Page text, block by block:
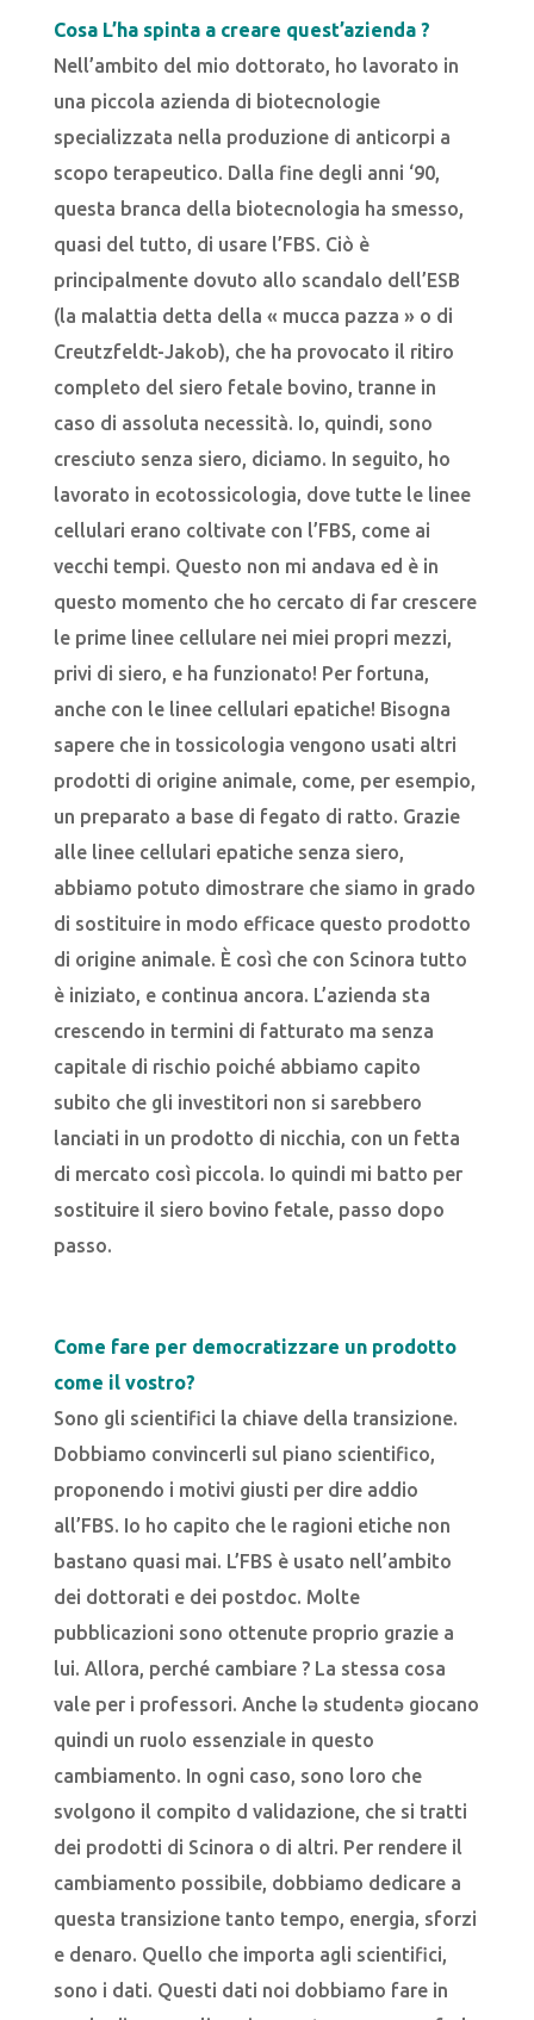
Cosa L’ha spinta a creare quest’azienda ?
Nell’ambito del mio dottorato, ho lavorato in
una piccola azienda di biotecnologie
specializzata nella produzione di anticorpi a
scopo terapeutico. Dalla fine degli anni ‘90,
questa branca della biotecnologia ha smesso,
quasi del tutto, di usare l’FBS. Ciò è
principalmente dovuto allo scandalo dell’ESB
(la malattia detta della « mucca pazza » o di
Creutzfeldt-Jakob), che ha provocato il ritiro
completo del siero fetale bovino, tranne in
caso di assoluta necessità. Io, quindi, sono
cresciuto senza siero, diciamo. In seguito, ho
lavorato in ecotossicologia, dove tutte le linee
cellulari erano coltivate con l’FBS, come ai
vecchi tempi. Questo non mi andava ed è in
questo momento che ho cercato di far crescere
le prime linee cellulare nei miei propri mezzi,
privi di siero, e ha funzionato! Per fortuna,
anche con le linee cellulari epatiche! Bisogna
sapere che in tossicologia vengono usati altri
prodotti di origine animale, come, per esempio,
un preparato a base di fegato di ratto. Grazie
alle linee cellulari epatiche senza siero,
abbiamo potuto dimostrare che siamo in grado
di sostituire in modo efficace questo prodotto
di origine animale. È così che con Scinora tutto
è iniziato, e continua ancora. L’azienda sta
crescendo in termini di fatturato ma senza
capitale di rischio poiché abbiamo capito
subito che gli investitori non si sarebbero
lanciati in un prodotto di nicchia, con un fetta
di mercato così piccola. Io quindi mi batto per
sostituire il siero bovino fetale, passo dopo
passo.
Come fare per democratizzare un prodotto
come il vostro?
Sono gli scientifici la chiave della transizione.
Dobbiamo convincerli sul piano scientifico,
proponendo i motivi giusti per dire addio
all’FBS. Io ho capito che le ragioni etiche non
bastano quasi mai. L’FBS è usato nell’ambito
dei dottorati e dei postdoc. Molte
pubblicazioni sono ottenute proprio grazie a
lui. Allora, perché cambiare ? La stessa cosa
vale per i professori. Anche lǝ studentǝ giocano
quindi un ruolo essenziale in questo
cambiamento. In ogni caso, sono loro che
svolgono il compito d validazione, che si tratti
dei prodotti di Scinora o di altri. Per rendere il
cambiamento possibile, dobbiamo dedicare a
questa transizione tanto tempo, energia, sforzi
e denaro. Quello che importa agli scientifici,
sono i dati. Questi dati noi dobbiamo fare in